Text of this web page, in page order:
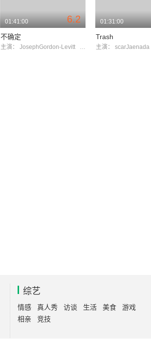
6.2
01:41:00
不确定
主演： JosephGordon-Levitt LynnCollins
01:31:00
Trash
主演： scarJaenada
综艺
情感 真人秀 访谈 生活 美食
游戏
相亲
竞技